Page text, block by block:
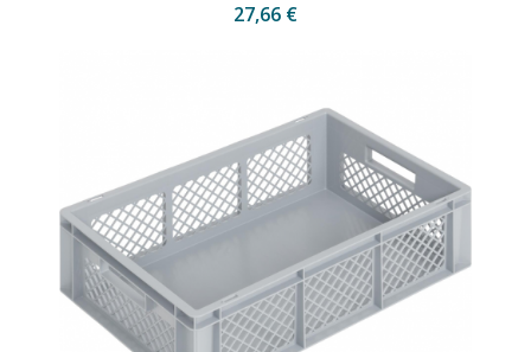
27,66 €